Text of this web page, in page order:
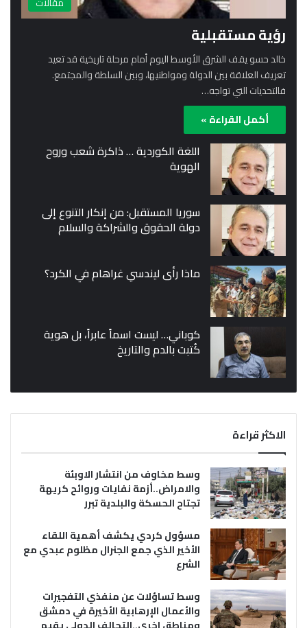
رؤية مستقبلية
خالد حسو يقف الشرق الأوسط اليوم أمام مرحلة تاريخية قد تعيد
تعريف العلاقة بين الدولة ومواطنيها، وبين السلطة والمجتمع.
فالتحديات التي تواجه…
أكمل القراءة »
اللغة الكوردية … ذاكرة شعب وروح
الهوية
سوريا المستقبل: من إنكار التنوع إلى
دولة الحقوق والشراكة والسلام
ماذا رأى ليندسي غراهام في الكرد؟
كوباني… ليست اسماً عابراً، بل هوية
كُتبت بالدم والتاريخ
الاكثر قراءة
وسط مخاوف من انتشار الاوبئة
والامراض..أزمة نفايات وروائح كريهة
تجتاح الحسكة والبلدية تبرر
مسؤول كردي يكشف أهمية اللقاء
الأخير الذي جمع الجنرال مظلوم عبدي مع
الشرع
وسط تساؤلات عن منفذي التفجيرات
والأعمال الإرهابية الأخيرة في دمشق